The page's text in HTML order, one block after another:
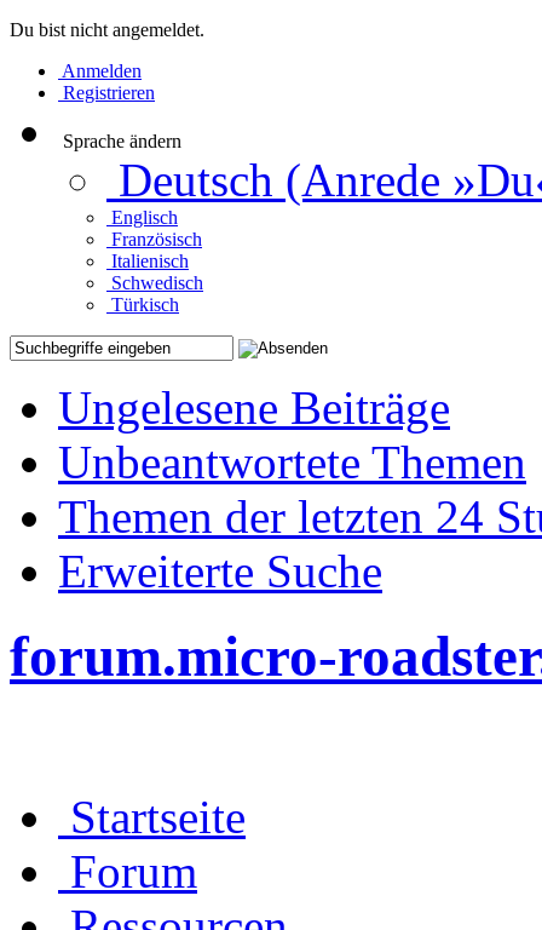
Du bist nicht angemeldet.
Anmelden
Registrieren
Sprache ändern
Deutsch (Anrede
Englisch
Französisch
Italienisch
Schwedisch
Türkisch
Ungelesene Beiträge
Unbeantwortete Themen
Themen der letzten 24
Erweiterte Suche
forum.micro-
Startseite
Forum